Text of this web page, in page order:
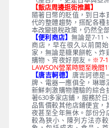
【飯店周邊逛街推薦】
隨著日幣的貶值，到日本
代的整體趨勢，搭配各種
本改變退稅政策，仍然全
【便利商店】無論是7-11
商店，早在很久以前開
家，無論是糖果餅乾、炸
購物、宵夜好朋友。 ※7-
LAWSON營業時間至晚間
【唐吉軻德】 唐吉訶德是
牌、電器一應俱全，琳瑯
新鮮刺激購物體驗的綜合
著630多家店鋪，服務於
品售價較其他店鋪便宜
夜甚至全年無休。部份分
較為狹小、陳列方法亦